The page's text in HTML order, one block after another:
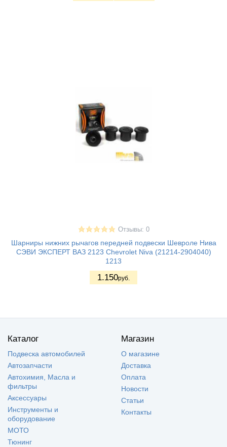
Отзывы: 0
Шарниры нижних рычагов передней подвески Шевроле Нива
СЭВИ ЭКСПЕРТ ВАЗ 2123 Chevrolet Niva (21214-2904040)
1213
1.150руб.
Каталог
Подвеска автомобилей
Автозапчасти
Автохимия, Масла и
фильтры
Аксессуары
Инструменты и
оборудование
МОТО
Тюнинг
Магазин
О магазине
Доставка
Оплата
Новости
Статьи
Контакты